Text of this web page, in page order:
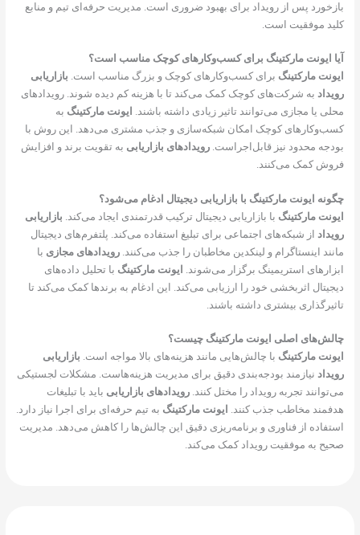
بازخورد پس از رویداد برای بهبود ضروری است. مدیریت حرفه‌ای تیم و منابع
کلید موفقیت است.
آیا ایونت مارکتینگ برای کسب‌وکارهای کوچک مناسب است؟
ایونت مارکتینگ برای کسب‌وکارهای کوچک و بزرگ مناسب است. بازاریابی
رویدادبه شرکت‌های کوچک کمک می‌کند تا با هزینه کم دیده شوند. رویدادهای
محلی یا مجازی می‌توانند تاثیر زیادی داشته باشند.
ایونت مارکتینگ به
کسب‌وکارهای کوچک امکان شبکه‌سازی و جذب مشتری می‌دهد. این روش با
بودجه محدود نیز قابل‌اجراست. رویدادهای بازاریابی به تقویت برند و افزایش
فروش کمک می‌کنند.
چگونه ایونت مارکتینگ با بازاریابی دیجیتال ادغام می‌شود؟
ایونت مارکتینگ با بازاریابی دیجیتال ترکیب قدرتمندی ایجاد می‌کند. بازاریابی
رویداد از شبکه‌های اجتماعی برای تبلیغ استفاده می‌کند. پلتفرم‌های دیجیتال
مانند اینستاگرام و لینکدین مخاطبان را جذب می‌کنند. رویدادهای مجازی با
ابزارهای استریمینگ برگزار می‌شوند.
ایونت مارکتینگ با تحلیل داده‌های
دیجیتال اثربخشی خود را ارزیابی می‌کند. این ادغام به برندها کمک می‌کند تا
تاثیرگذاری بیشتری داشته باشند.
چالش‌های اصلی ایونت مارکتینگ چیست؟
ایونت مارکتینگ با چالش‌هایی مانند هزینه‌های بالا مواجه است. بازاریابی
رویدادنیازمند بودجه‌بندی دقیق برای مدیریت هزینه‌هاست. مشکلات لجستیکی
می‌توانند تجربه رویداد را مختل کنند. رویدادهای بازاریابی باید با تبلیغات
هدفمند مخاطب جذب کنند.
ایونت مارکتینگ به تیم حرفه‌ای برای اجرا نیاز دارد.
استفاده از فناوری و برنامه‌ریزی دقیق این چالش‌ها را کاهش می‌دهد. مدیریت
صحیح به موفقیت رویداد کمک می‌کند.